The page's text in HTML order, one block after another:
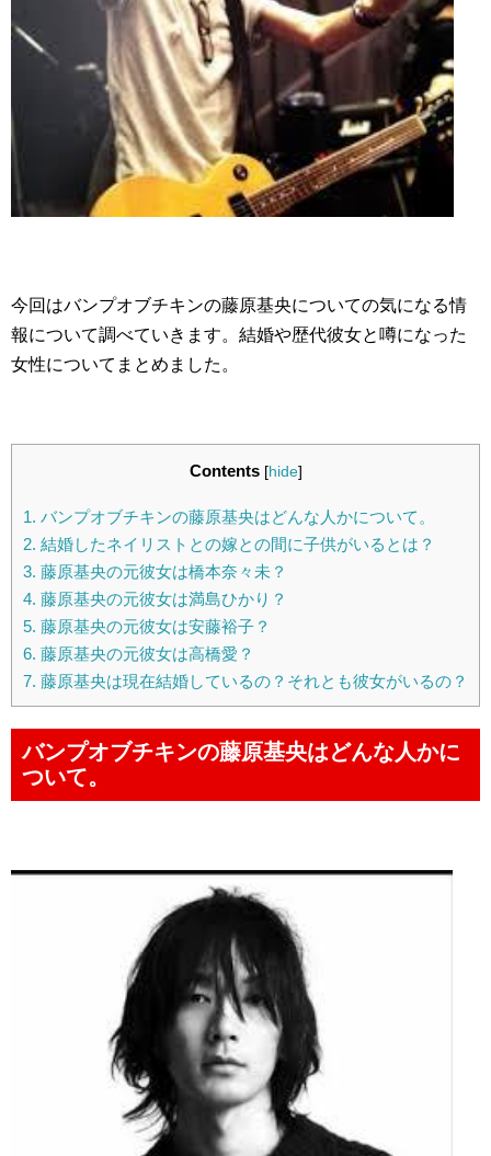
今回はバンプオブチキンの藤原基央についての気になる情
報について調べていきます。結婚や歴代彼女と噂になった
女性についてまとめました。
Contents [hide]
1. バンプオブチキンの藤原基央はどんな人かについて。
2. 結婚したネイリストとの嫁との間に子供がいるとは？
3. 藤原基央の元彼女は橋本奈々未？
4. 藤原基央の元彼女は満島ひかり？
5. 藤原基央の元彼女は安藤裕子？
6. 藤原基央の元彼女は高橋愛？
7. 藤原基央は現在結婚しているの？それとも彼女がいるの？
バンプオブチキンの藤原基央はどんな人かに
ついて。